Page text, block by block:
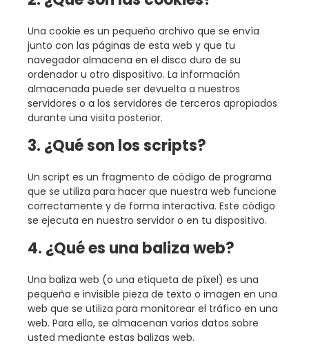
Una cookie es un pequeño archivo que se envía
junto con las páginas de esta web y que tu
navegador almacena en el disco duro de su
ordenador u otro dispositivo. La información
almacenada puede ser devuelta a nuestros
servidores o a los servidores de terceros apropiados
durante una visita posterior.
3. ¿Qué son los scripts?
Un script es un fragmento de código de programa
que se utiliza para hacer que nuestra web funcione
correctamente y de forma interactiva. Este código
se ejecuta en nuestro servidor o en tu dispositivo.
4. ¿Qué es una baliza web?
Una baliza web (o una etiqueta de píxel) es una
pequeña e invisible pieza de texto o imagen en una
web que se utiliza para monitorear el tráfico en una
web. Para ello, se almacenan varios datos sobre
usted mediante estas balizas web.